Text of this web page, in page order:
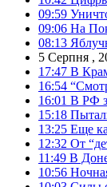
09:59
09:06 На
08:13
5 Серпня ,
17:47 В
16:54
16:01 В РФ
15:18
13:25 Еще
12:32 От
11:49 В
10:56